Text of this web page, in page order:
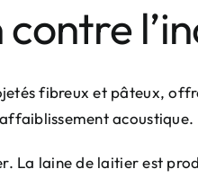
fibreux et pâteux,
acoustique.
La laine de laitier est